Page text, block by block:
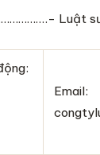
Luật sư
Email: